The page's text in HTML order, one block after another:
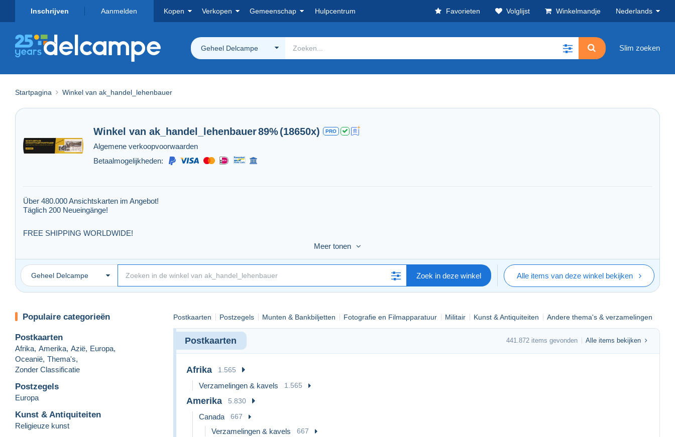
Inschrijven Aanmelden Kopen Verkopen Gemeenschap Hulpcentrum Favorieten Volglijst Winkelmandje Nederlands
Geheel Delcampe Slim zoeken
Startpagina Winkel van ak_handel_lehenbauer
Winkel van ak_handel_lehenbauer89%(18650x) PRO
Algemene verkoopvoorwaarden
Betaalmogelijkheden:
Über 480.000 Ansichtskarten im Angebot!
Täglich 200 Neueingänge!
FREE SHIPPING WORLDWIDE!
**Deutsch:**
Liebe Sammlerfreunde, wir freuen uns, Ihnen mitteilen zu können, dass der Versand aller Ansichtskarten in unserem Shop kostenlos ist. Genießen Sie eine vielfältige Auswahl ohne zusätzliche
Versandkosten. Viel Spaß beim Stöbern und Entdecken!
**English:**
Chers collectionneurs, nous sommes ravis de vous annoncer que l'expédition de toutes les cartes postales dans notre boutique est gratuite. Profitez d'une large sélection sans frais de port
supplémentaires. Bonne recherche et découverte !
Meer tonen
Geheel Delcampe Zoek in deze winkel Alle items van deze winkel bekijken
Populaire categorieën
Postkaarten
Afrika, Amerika, Azië, Europa,
Oceanië, Thema's,
Zonder Classificatie
Postzegels
Europa
Kunst & Antiquiteiten
Religieuze kunst
Postkaarten Postzegels Munten & Bankbiljetten Fotografie en Filmapparatuur Militair Kunst & Antiquiteiten Andere thema's & verzamelingen
Postkaarten 441.872 items gevonden Alle items bekijken
Afrika 1.565
Verzamelingen & kavels 1.565
Amerika 5.830
Canada 667
Verzamelingen & kavels 667